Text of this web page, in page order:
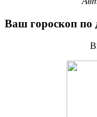
Ваш гороскоп по